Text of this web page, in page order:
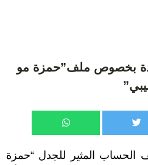
بخصوص ملف”حمزة مو
المثير للجدل “حمزة